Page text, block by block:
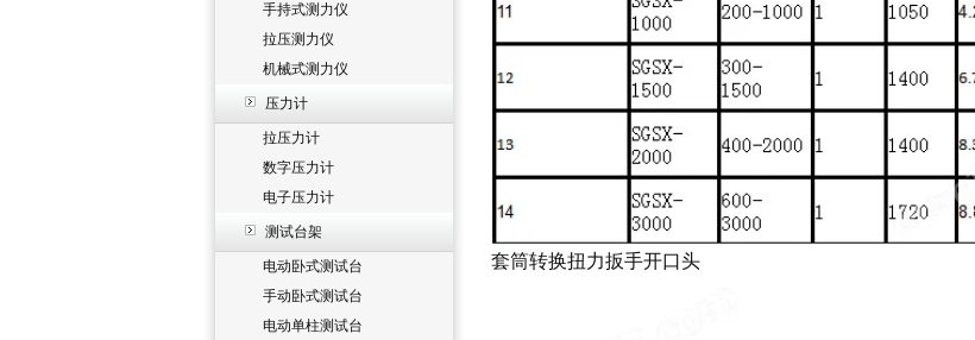
手持式测力仪
拉压测力仪
机械式测力仪
压力计
拉压力计
数字压力计
电子压力计
测试台架
电动卧式测试台
手动卧式测试台
电动单柱测试台
套筒转换扭力扳手开口头